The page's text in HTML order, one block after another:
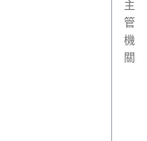
主
管
機
關